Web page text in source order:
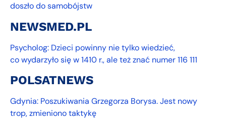
doszło do samobójstw
NEWSMED.PL
Psycholog: Dzieci powinny nie tylko wiedzieć,
co wydarzyło się w 1410 r., ale też znać numer 116 111
POLSATNEWS
Gdynia: Poszukiwania Grzegorza Borysa. Jest nowy
trop, zmieniono taktykę